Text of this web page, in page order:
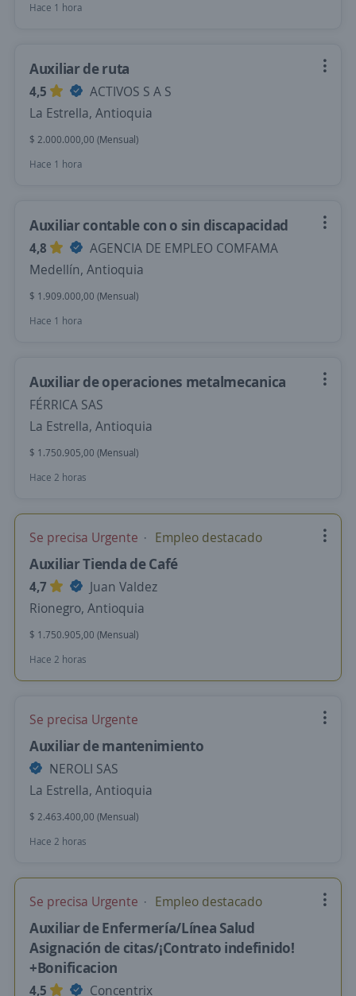
Hace 1 hora
Auxiliar de ruta
4,5
ACTIVOS S A S
La Estrella, Antioquia
$ 2.000.000,00 (Mensual)
Hace 1 hora
Auxiliar contable con o sin discapacidad
4,8
AGENCIA DE EMPLEO COMFAMA
Medellín, Antioquia
$ 1.909.000,00 (Mensual)
Hace 1 hora
Auxiliar de operaciones metalmecanica
FÉRRICA SAS
La Estrella, Antioquia
$ 1.750.905,00 (Mensual)
Hace 2 horas
Se precisa Urgente Empleo destacado
Auxiliar Tienda de Café
4,7
Juan Valdez
Rionegro, Antioquia
$ 1.750.905,00 (Mensual)
Hace 2 horas
Se precisa Urgente
Auxiliar de mantenimiento
NEROLI SAS
La Estrella, Antioquia
$ 2.463.400,00 (Mensual)
Hace 2 horas
Se precisa Urgente Empleo destacado
Auxiliar de Enfermería/Línea Salud
Asignación de citas/¡Contrato indefinido!
+Bonificacion
4,5 Concentrix